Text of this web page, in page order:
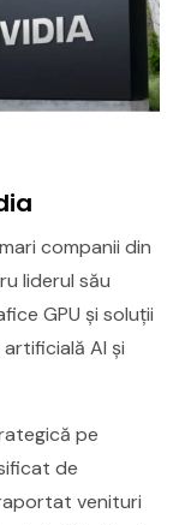
companii din
liderul său
GPU și soluții
AI și
pe
de
venituri